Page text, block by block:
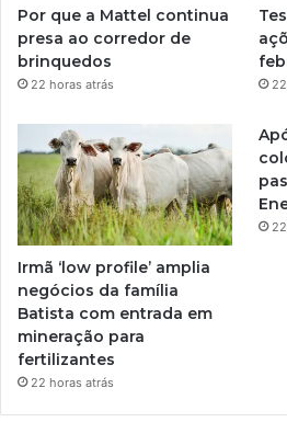
Por que a Mattel continua
presa ao corredor de
brinquedos
22 horas atrás
Irmã ‘low profile’ amplia
negócios da família
Batista com entrada em
mineração para
fertilizantes
22 horas atrás